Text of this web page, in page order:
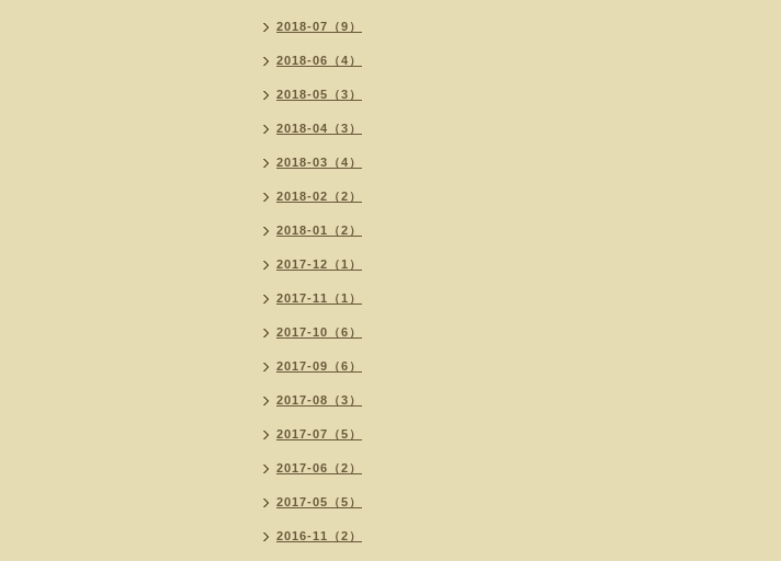
2018-07（9）
2018-06（4）
2018-05（3）
2018-04（3）
2018-03（4）
2018-02（2）
2018-01（2）
2017-12（1）
2017-11（1）
2017-10（6）
2017-09（6）
2017-08（3）
2017-07（5）
2017-06（2）
2017-05（5）
2016-11（2）